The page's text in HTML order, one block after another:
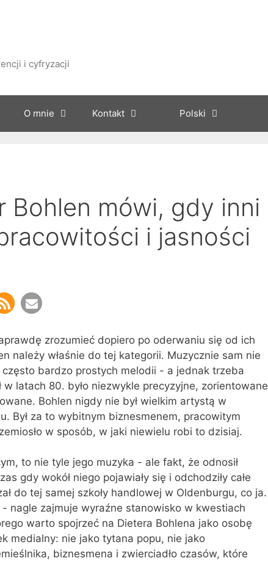
i cyfryzacji
O mnie Kontakt Polski
Bohlen mówi, gdy inni
i jasności
zrozumieć dopiero po oderwaniu się od ich
należy właśnie do tej kategorii. Muzycznie sam nie
bardzo prostych melodii - a jednak trzeba
latach 80. było niezwykle precyzyjne, zorientowane
Bohlen nigdy nie był wielkim artystą w
Był za to wybitnym biznesmenem, pracowitym
w sposób, w jaki niewielu robi to dzisiaj.
to nie tyle jego muzyka - ale fakt, że odnosił
gdy wokół niego pojawiały się i odchodziły całe
do tej samej szkoły handlowej w Oldenburgu, co ja.
nagle zajmuje wyraźne stanowisko w kwestiach
warto spojrzeć na Dietera Bohlena jako osobę
medialny: nie jako tytana popu, nie jako
biznesmena i zwierciadło czasów, które